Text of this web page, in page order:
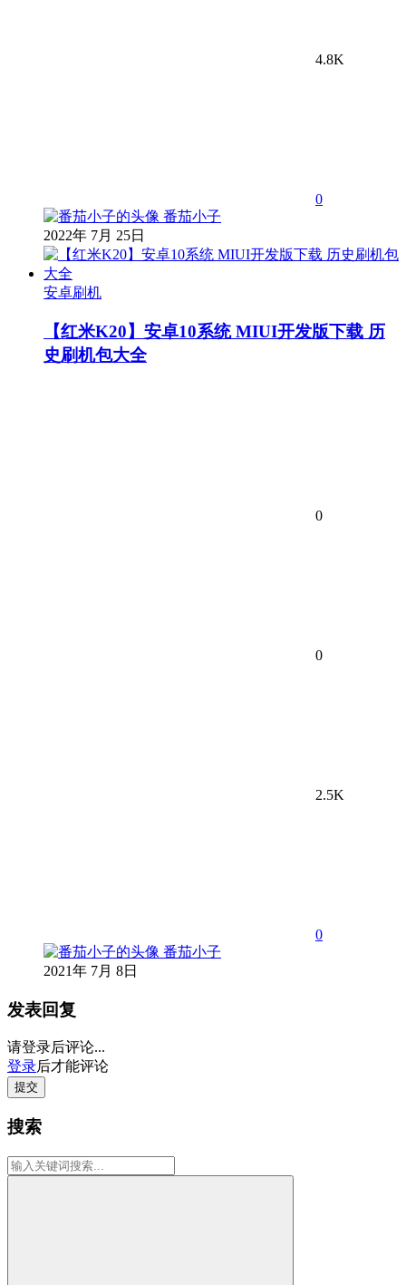
4.8K
0
番茄小子
2022年 7月 25日
安卓刷机
【红米K20】安卓10系统 MIUI开发版下载 历
史刷机包大全
0
0
2.5K
0
番茄小子
2021年 7月 8日
发表回复
请登录后评论...
登录后才能评论
提交
搜索